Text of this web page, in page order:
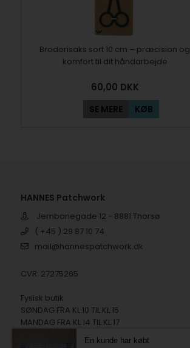
Broderisaks sort 10 cm – præcision og
komfort til dit håndarbejde
60,00 DKK
SE MERE KØB
HANNES Patchwork
Jernbanegade 12 - 8881 Thorsø
( +45 ) 29 87 10 74
mail@hannespatchwork.dk
CVR: 27275265
Fysisk butik:
SØNDAG FRA KL 10 TIL KL 15
MANDAG FRA KL 14 TIL KL 17
TIRSDAG FRA KL 10 TIL KL 15
En kunde har købt